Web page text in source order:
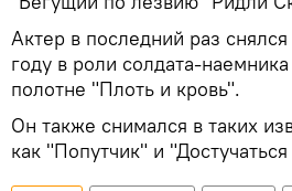
Актер в последний раз
году в роли солдата-
полотне "Плоть и кровь".
Он также снимался в таких
как "Попутчик" и